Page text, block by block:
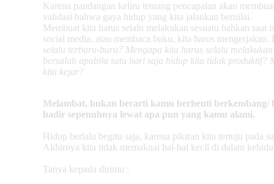
Karena pandangan keliru tentang pencapaian akan
validasi bahwa gaya hidup yang kita jalankan bernilai.
Membuat kita harus selalu melakukan sesuatu bahkan
social media, atau membaca buku, kita harus
selalu terburu-buru? Mengapa kita harus selalu
bersalah apabila satu hari saja hidup kita tidak produktif?
kita kejar?
Melambat, bukan berarti kamu berhenti berkembang/
hadir sepenuhnya lewat apa pun yang kamu alami.
Hidup berlalu begitu saja, karena pikiran kita tertuju pada
Akhirnya kita tidak memaknai hal-hal kecil di dalam
Tanya kepada dirimu :